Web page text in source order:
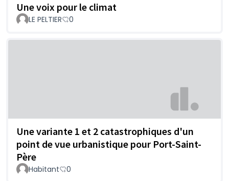
Une voix pour le climat
LE PELTIER 0
Une variante 1 et 2 catastrophiques d'un
point de vue urbanistique pour Port-Saint-
Père
Habitant 0